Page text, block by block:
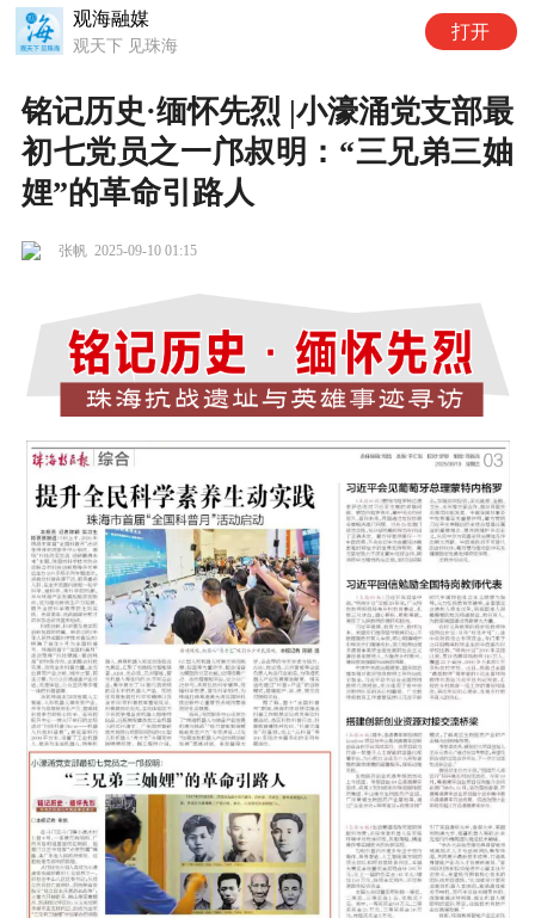
铭记历史·缅怀先烈 |小濠涌党支部最
初七党员之一邝叔明：“三兄弟三妯
娌”的革命引路人
张帆 2025-09-10 01:15
观海融媒
观天下 见珠海
打开